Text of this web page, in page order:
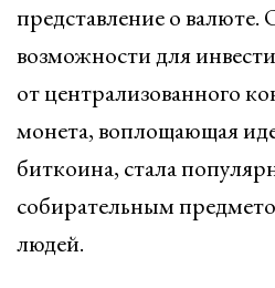
представление о валюте.
возможности для
от централизованного
монета, воплощающая
биткоина, стала
собирательным
людей.